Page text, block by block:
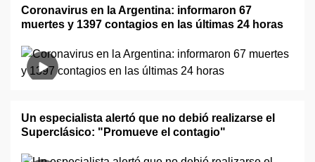
Coronavirus en la Argentina: informaron 67
muertes y 1397 contagios en las últimas 24 horas
Un especialista alertó que no debió realizarse el
Superclásico: "Promueve el contagio"